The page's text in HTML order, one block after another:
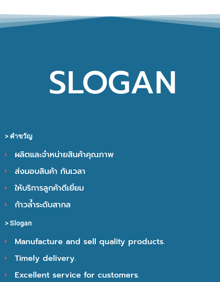
SLOGAN
> คำขวัญ​
ผลิตและจำหน่ายสินค้าคุณภาพ
ส่งมอบสินค้า ทันเวลา
ให้บริการลูกค้าดีเยี่ยม
ก้าวล้ำระดับสากล
> Slogan
Manufacture and sell quality products.
Timely delivery.
Excellent service for customers.